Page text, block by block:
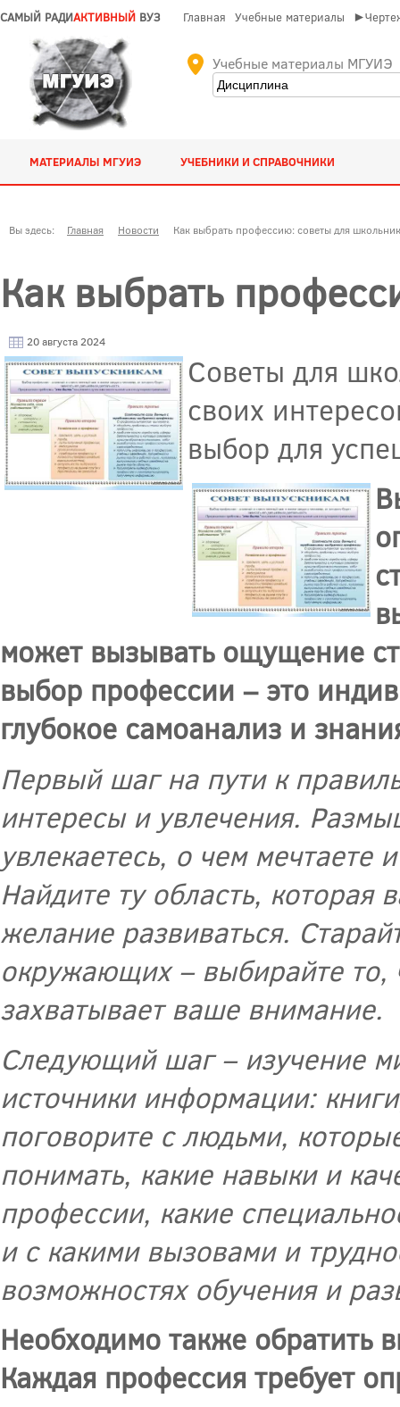
САМЫЙ РАДИАКТИВНЫЙ ВУЗ Главная Учебные материалы
Учебные материалы МГУИЭ
МАТЕРИАЛЫ МГУИЭ УЧЕБНИКИ И СПРАВОЧНИКИ
Вы здесь: Главная Новости Как выбрать профессию: советы для
Как выбрать
20 августа 2024
Советы для
своих
выбор для
может вызывать ощущение
выбор профессии – это
глубокое самоанализ и
Первый шаг на пути к
интересы и увлечения.
увлекаетесь, о чем мечтаете
Найдите ту область, которая
желание развиваться.
окружающих – выбирайте то,
захватывает ваше внимание.
Следующий шаг – изучение
источники информации:
поговорите с людьми,
понимать, какие навыки и
профессии, какие
и с какими вызовами и
возможностях обучения и
Необходимо также обратить
Каждая профессия требует